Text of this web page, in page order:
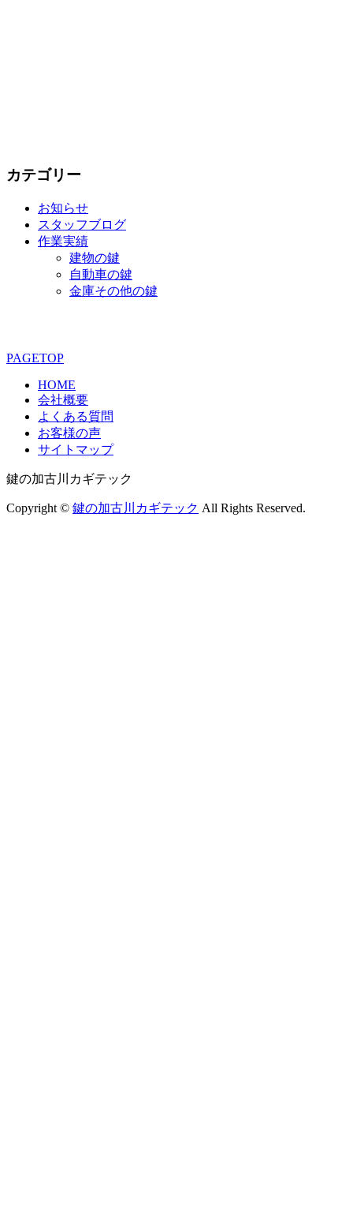
カテゴリー
お知らせ
スタッフブログ
作業実績
建物の鍵
自動車の鍵
金庫その他の鍵
PAGETOP
HOME
会社概要
よくある質問
お客様の声
サイトマップ
鍵の加古川カギテック
Copyright © 鍵の加古川カギテック All Rights Reserved.